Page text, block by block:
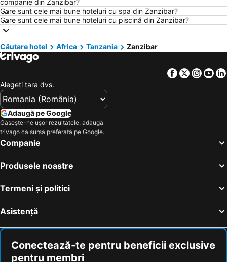
Hoteluri Nisa
Hoteluri Viena
Hoteluri Paris
Hoteluri Chalkidiki
Hoteluri Litoral Bulgaria
Hoteluri Bulgaria
Hoteluri Attica
Hoteluri Austria
Hoteluri Croaţia
Hoteluri Mallorca
Hoteluri Sardinia
Hoteluri Insula Aegina
Hoteluri Albania
companie din Zanzibar?
Care sunt cele mai bune hoteluri cu spa din Zanzibar?
Care sunt cele mai bune hoteluri cu piscină din Zanzibar?
Căutare hotel Africa Tanzania Zanzibar
Facebook
Twitter
Alegeţi ţara dvs.
Adaugă pe Google
Găsește-ne ușor rezultatele: adaugă
trivago ca sursă preferată pe Google.
Companie
Produsele noastre
Termeni și politici
Asistență
Conectează-te pentru beneficii exclusive
pentru membri